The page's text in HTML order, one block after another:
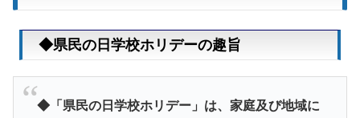
◆県民の日学校ホリデーの趣旨
◆「県民の日学校ホリデー」は、家庭及び地域に